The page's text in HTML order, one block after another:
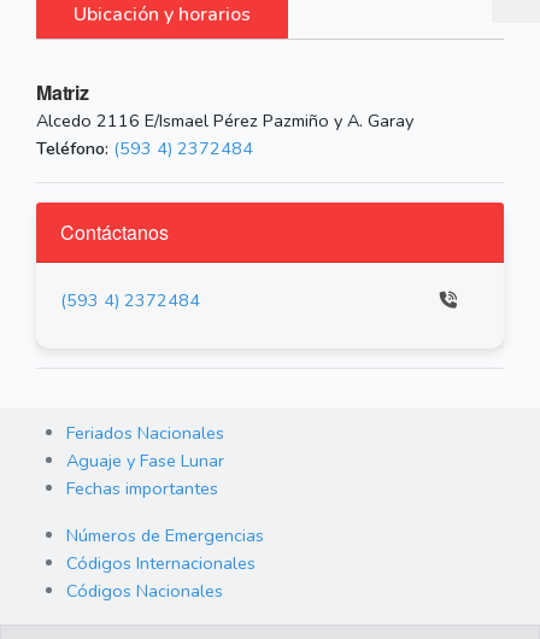
Ubicación y horarios
Matriz
Alcedo 2116 E/Ismael Pérez Pazmiño y A. Garay
Teléfono: (593 4) 2372484
Contáctanos
(593 4) 2372484
Feriados Nacionales
Aguaje y Fase Lunar
Fechas importantes
Números de Emergencias
Códigos Internacionales
Códigos Nacionales